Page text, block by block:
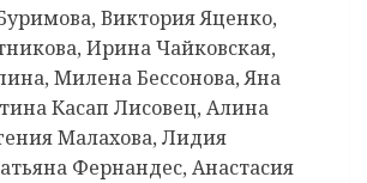
Виктория Яценко,
Ирина Чайковская,
Милена Бессонова, Яна
Касап Лисовец, Алина
Малахова, Лидия
Фернандес, Анастасия